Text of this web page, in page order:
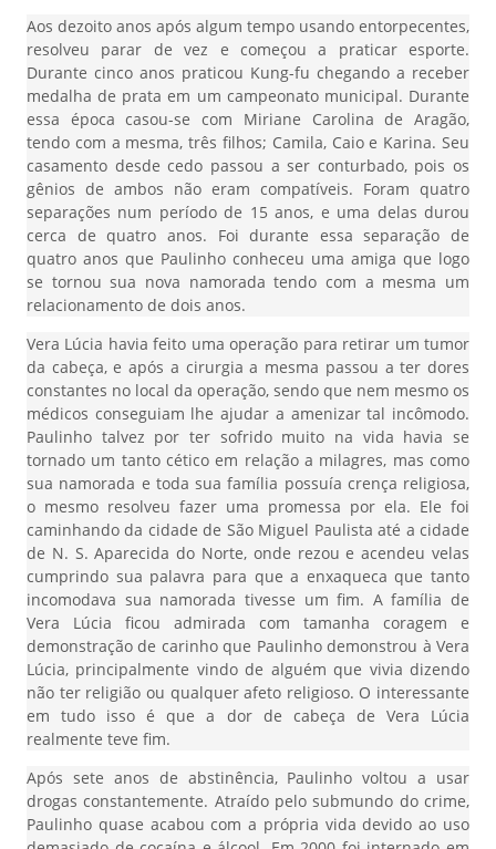
Aos dezoito anos após algum tempo usando entorpecentes,
resolveu parar de vez e começou a praticar esporte.
Durante cinco anos praticou Kung-fu chegando a receber
medalha de prata em um campeonato municipal. Durante
essa época casou-se com Miriane Carolina de Aragão,
tendo com a mesma, três filhos; Camila, Caio e Karina. Seu
casamento desde cedo passou a ser conturbado, pois os
gênios de ambos não eram compatíveis. Foram quatro
separações num período de 15 anos, e uma delas durou
cerca de quatro anos. Foi durante essa separação de
quatro anos que Paulinho conheceu uma amiga que logo
se tornou sua nova namorada tendo com a mesma um
relacionamento de dois anos.
Vera Lúcia havia feito uma operação para retirar um tumor
da cabeça, e após a cirurgia a mesma passou a ter dores
constantes no local da operação, sendo que nem mesmo os
médicos conseguiam lhe ajudar a amenizar tal incômodo.
Paulinho talvez por ter sofrido muito na vida havia se
tornado um tanto cético em relação a milagres, mas como
sua namorada e toda sua família possuía crença religiosa,
o mesmo resolveu fazer uma promessa por ela. Ele foi
caminhando da cidade de São Miguel Paulista até a cidade
de N. S. Aparecida do Norte, onde rezou e acendeu velas
cumprindo sua palavra para que a enxaqueca que tanto
incomodava sua namorada tivesse um fim. A família de
Vera Lúcia ficou admirada com tamanha coragem e
demonstração de carinho que Paulinho demonstrou à Vera
Lúcia, principalmente vindo de alguém que vivia dizendo
não ter religião ou qualquer afeto religioso. O interessante
em tudo isso é que a dor de cabeça de Vera Lúcia
realmente teve fim.
Após sete anos de abstinência, Paulinho voltou a usar
drogas constantemente. Atraído pelo submundo do crime,
Paulinho quase acabou com a própria vida devido ao uso